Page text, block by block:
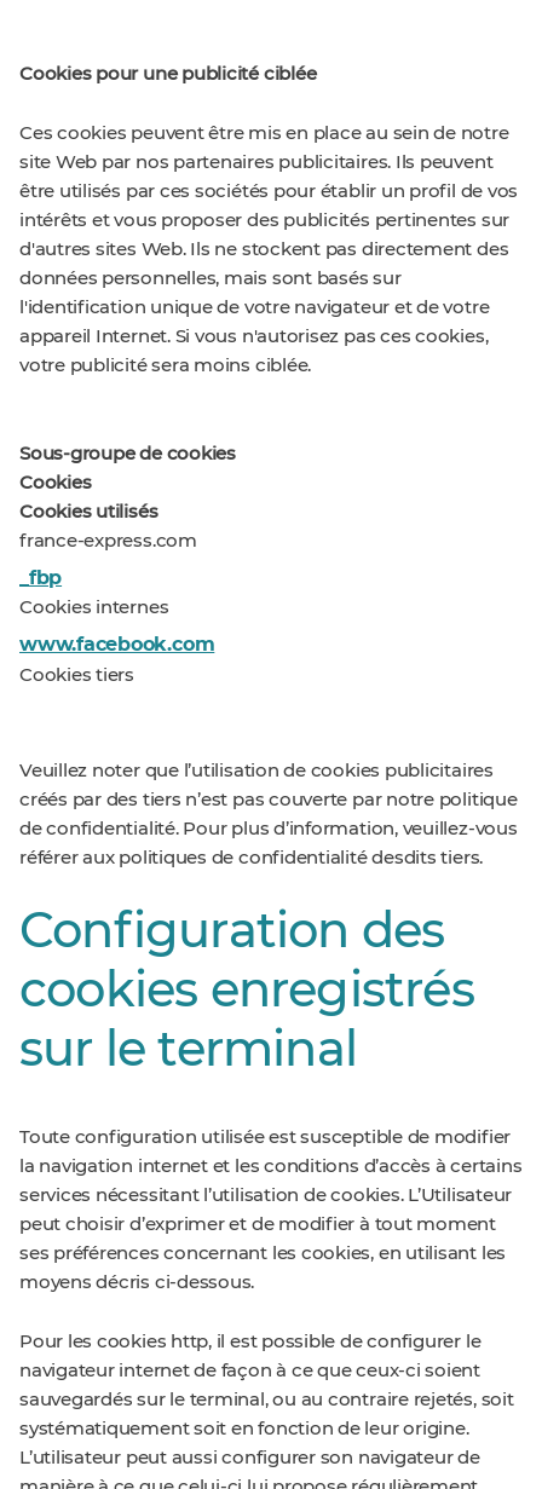
Cookies pour une publicité ciblée
Ces cookies peuvent être mis en place au sein de notre
site Web par nos partenaires publicitaires. Ils peuvent
être utilisés par ces sociétés pour établir un profil de vos
intérêts et vous proposer des publicités pertinentes sur
d'autres sites Web. Ils ne stockent pas directement des
données personnelles, mais sont basés sur
l'identification unique de votre navigateur et de votre
appareil Internet. Si vous n'autorisez pas ces cookies,
votre publicité sera moins ciblée.
Sous-groupe de cookies
Cookies
Cookies utilisés
france-express.com
_fbp
Cookies internes
www.facebook.com
Cookies tiers
Veuillez noter que l’utilisation de cookies publicitaires
créés par des tiers n’est pas couverte par notre politique
de confidentialité. Pour plus d’information, veuillez-vous
référer aux politiques de confidentialité desdits tiers.
Configuration des
cookies enregistrés
sur le terminal
Toute configuration utilisée est susceptible de modifier
la navigation internet et les conditions d’accès à certains
services nécessitant l’utilisation de cookies. L’Utilisateur
peut choisir d’exprimer et de modifier à tout moment
ses préférences concernant les cookies, en utilisant les
moyens décris ci-dessous.
Pour les cookies http, il est possible de configurer le
navigateur internet de façon à ce que ceux-ci soient
sauvegardés sur le terminal, ou au contraire rejetés, soit
systématiquement soit en fonction de leur origine.
L’utilisateur peut aussi configurer son navigateur de